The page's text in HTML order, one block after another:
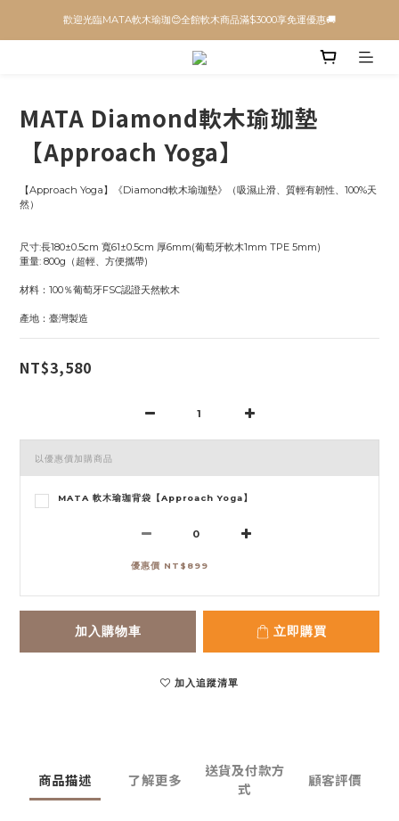
歡迎光臨MATA軟木瑜珈😊全館軟木商品滿$3000享免運優惠🚚
MATA Diamond軟木瑜珈墊
【Approach Yoga】
【Approach Yoga】《Diamond軟木瑜珈墊》（吸濕止滑、質輕有韌性、100%天
然）
尺寸:長180±0.5cm 寬61±0.5cm 厚6mm(葡萄牙軟木1mm TPE 5mm)
重量: 800g（超輕、方便攜帶)
材料：100％葡萄牙FSC認證天然軟木
產地：臺灣製造
NT$3,580
以優惠價加購商品
MATA 軟木瑜珈背袋【Approach Yoga】
優惠價 NT$899
加入購物車 立即購買
加入追蹤清單
商品描述 了解更多
送貨及付款方
式
顧客評價